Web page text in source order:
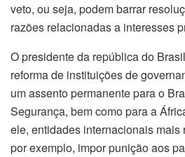
veto, ou seja, podem barrar
razões relacionadas a interesses
O presidente da república do
reforma de instituições de
um assento permanente para o
Segurança, bem como para a
ele, entidades internacionais mais
por exemplo, impor punição aos